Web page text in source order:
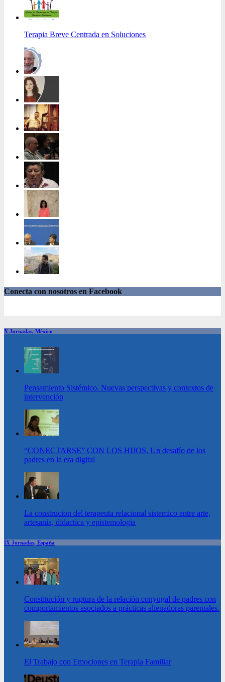
Terapia Breve Centrada en Soluciones
Conecta con nosotros en Facebook
X Jornadas, México
Pensamiento Sistémico. Nuevas perspectivas y contextos de
intervención
“CONECTARSE” CON LOS HIJOS. Un desafío de los
padres en la era digital
La construcion del terapeuta relacional sistemico entre arte,
artesania, didactica y epistemologia
IX Jornadas, España
Constitución y ruptura de la relación conyugal de padres con
comportamientos asociados a prácticas alienadoras parentales.
El Trabajo con Emociones en Terapia Familiar